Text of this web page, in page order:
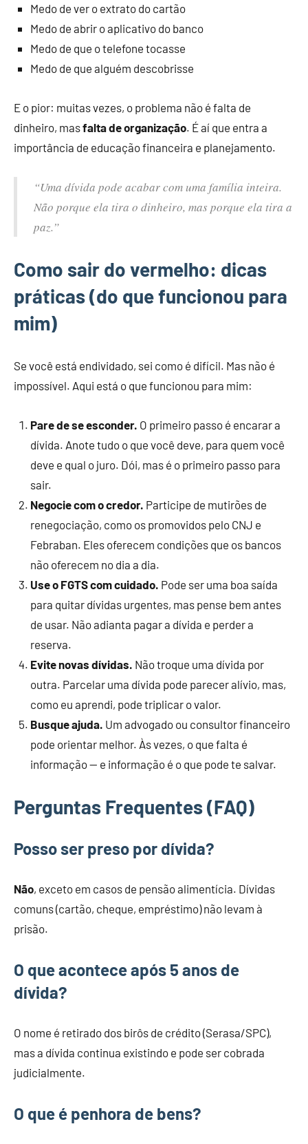
Medo de ver o extrato do cartão
Medo de abrir o aplicativo do banco
Medo de que o telefone tocasse
Medo de que alguém descobrisse
E o pior: muitas vezes, o problema não é falta de
dinheiro, masfalta de organização. É aí que entra a
importância de educação financeira e planejamento.
“Uma dívida pode acabar com uma família inteira.
Não porque ela tira o dinheiro, mas porque ela tira a
paz.”
Como sair do vermelho: dicas
práticas (do que funcionou para
mim)
Se você está endividado, sei como é difícil. Mas não é
impossível. Aqui está o que funcionou para mim:
Pare de se esconder. O primeiro passo é encarar a
dívida. Anote tudo o que você deve, para quem você
deve e qual o juro. Dói, mas é o primeiro passo para
sair.
Negocie com o credor. Participe de mutirões de
renegociação, como os promovidos pelo CNJ e
Febraban. Eles oferecem condições que os bancos
não oferecem no dia a dia.
Use o FGTS com cuidado. Pode ser uma boa saída
para quitar dívidas urgentes, mas pense bem antes
de usar. Não adianta pagar a dívida e perder a
reserva.
Evite novas dívidas. Não troque uma dívida por
outra. Parcelar uma dívida pode parecer alívio, mas,
como eu aprendi, pode triplicar o valor.
Busque ajuda. Um advogado ou consultor financeiro
pode orientar melhor. Às vezes, o que falta é
informação — e informação é o que pode te salvar.
Perguntas Frequentes (FAQ)
Posso ser preso por dívida?
Não, exceto em casos de pensão alimentícia. Dívidas
comuns (cartão, cheque, empréstimo) não levam à
prisão.
O que acontece após 5 anos de
dívida?
O nome é retirado dos birôs de crédito (Serasa/SPC),
mas a dívida continua existindo e pode ser cobrada
judicialmente.
O que é penhora de bens?